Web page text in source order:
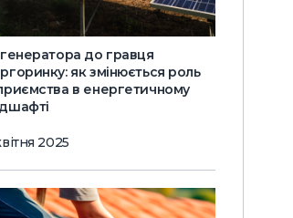
генератора до гравця
як змінюється роль
в енергетичному
2025